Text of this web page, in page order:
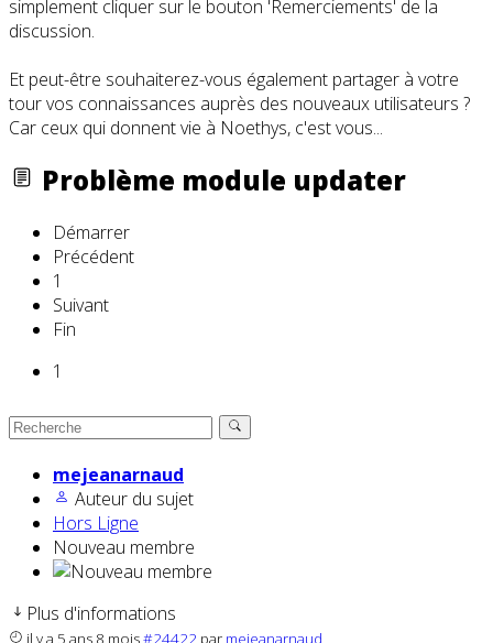
simplement cliquer sur le bouton 'Remerciements' de la
discussion.
Et peut-être souhaiterez-vous également partager à votre
tour vos connaissances auprès des nouveaux utilisateurs ?
Car ceux qui donnent vie à Noethys, c'est vous...
Problème module updater
Démarrer
Précédent
1
Suivant
Fin
1
mejeanarnaud
Auteur du sujet
Hors Ligne
Nouveau membre
Plus d'informations
il y a 5 ans 8 mois#24422 par mejeanarnaud